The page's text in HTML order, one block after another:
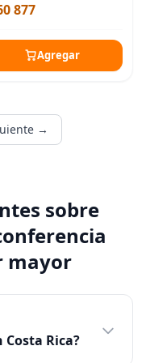
3 con
877
Agregar
→
sobre
mayor
Rica?